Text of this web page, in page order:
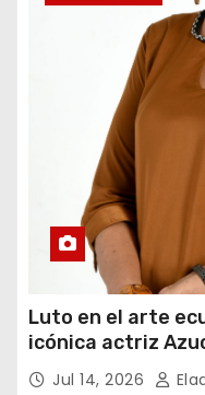
Luto en el arte
icónica actriz
Jul 14, 2026